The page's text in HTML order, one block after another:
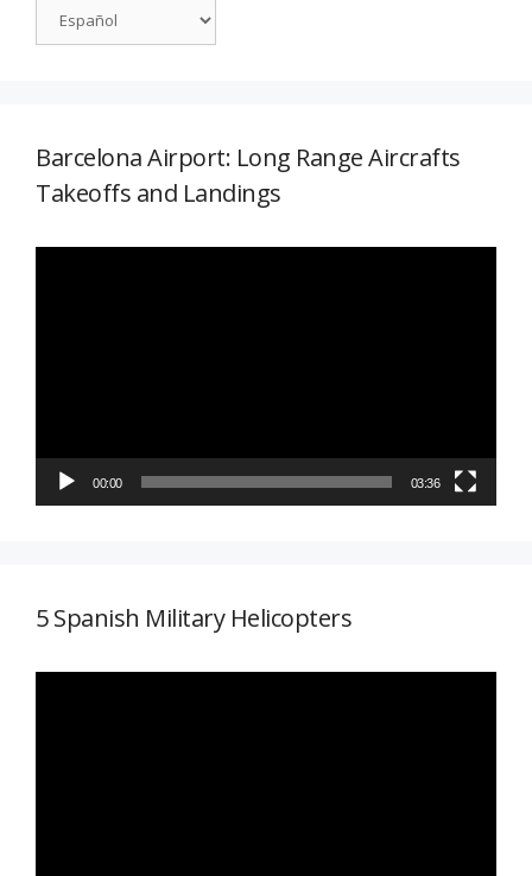
Barcelona Airport: Long Range Aircrafts
Takeoffs and Landings
00:00 03:36
5 Spanish Military Helicopters